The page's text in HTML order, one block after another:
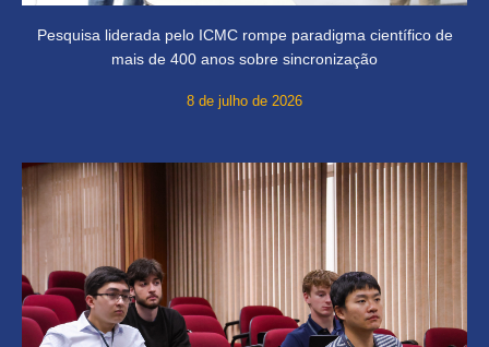
Pesquisa liderada pelo ICMC rompe paradigma científico de
mais de 400 anos sobre sincronização
8 de julho de 2026